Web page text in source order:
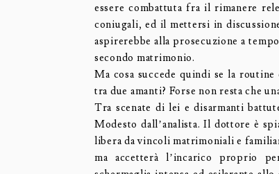
essere combattuta fra il rimanere
coniugali, ed il mettersi in
aspirerebbe alla prosecuzione a
secondo matrimonio.
Ma cosa succede quindi se la
tra due amanti? Forse non resta che
Tra scenate di lei e disarmanti
Modesto dall’analista. Il dottore è
libera da vincoli matrimoniali e
ma accetterà l’incarico proprio